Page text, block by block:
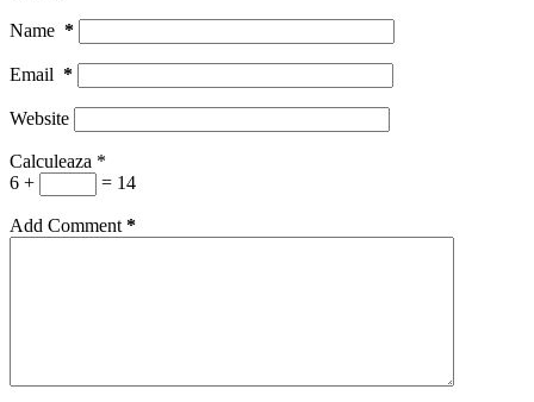
Name *
Email *
Website
Calculeaza *
6 +
= 14
Add Comment *